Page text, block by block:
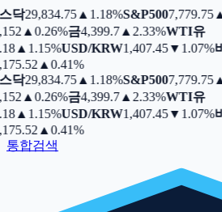
닥29,834.75▲ 1.18%S&P5007,779.75
▲0.26%금4,399.7▲ 2.33%WTI유
▲ 1.15%USD/KRW1,407.45▼ 1.07%
▲0.41%
닥29,834.75▲ 1.18%S&P5007,779.75
▲0.26%금4,399.7▲ 2.33%WTI유
▲ 1.15%USD/KRW1,407.45▼ 1.07%
▲0.41%
통합검색